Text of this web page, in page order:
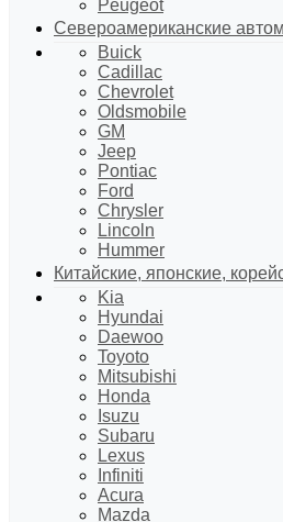
Peugeot
Североамериканские
Buick
Cadillac
Chevrolet
Oldsmobile
GM
Jeep
Pontiac
Ford
Chrysler
Lincoln
Hummer
Китайские, японские,
Kia
Hyundai
Daewoo
Toyoto
Mitsubishi
Honda
Isuzu
Subaru
Lexus
Infiniti
Acura
Mazda